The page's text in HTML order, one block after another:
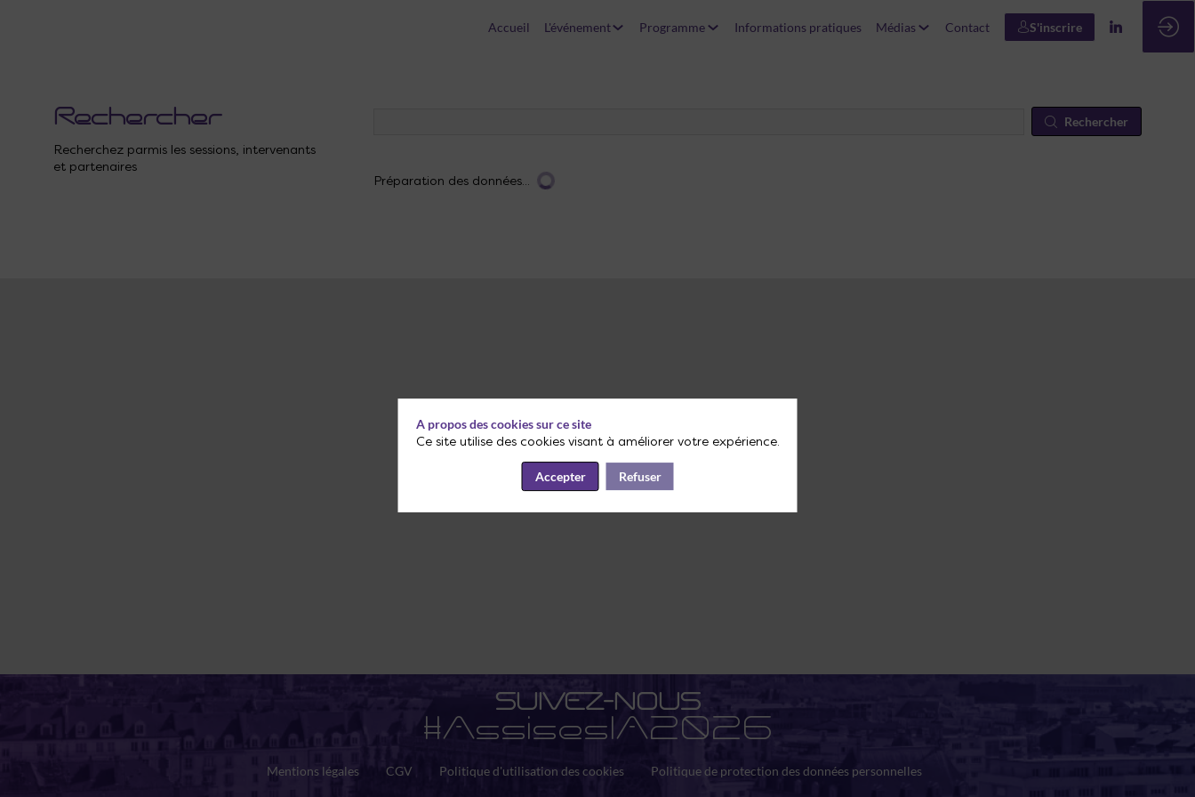
Accueil L'événement Programme Informations pratiques Médias Contact S'inscrire
Rechercher
Recherchez parmis les sessions, intervenants
et partenaires
Rechercher
Préparation des données...
SUIVEZ-NOUS
#AssisesIA2026
Mentions légales CGV Politique d'utilisation des cookies Politique de protection des données personnelles
A propos des cookies sur ce site
Ce site utilise des cookies visant à améliorer votre expérience.
Accepter Refuser